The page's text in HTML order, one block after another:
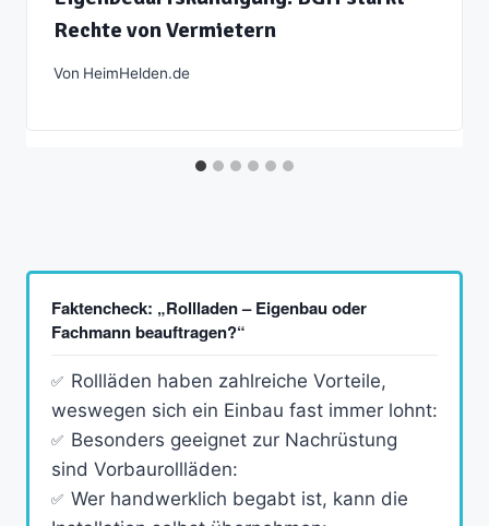
Rechte von Vermietern
Von HeimHelden.de
Faktencheck: „Rollladen – Eigenbau oder
Fachmann beauftragen?“
Rollläden haben zahlreiche Vorteile,
weswegen sich ein Einbau fast immer lohnt:
Besonders geeignet zur Nachrüstung
sind Vorbaurollläden:
Wer handwerklich begabt ist, kann die